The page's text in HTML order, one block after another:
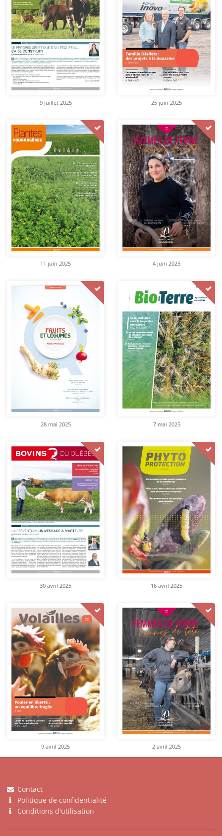
9 juillet 2025 25 juin 2025
11 juin 2025 4 juin 2025
28 mai 2025 7 mai 2025
30 avril 2025 16 avril 2025
9 avril 2025 2 avril 2025
Contact
Politique de confidentialité
Conditions d'utilisation